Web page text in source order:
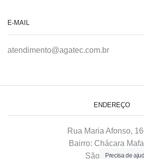
E-MAIL
atendimento@agatec.com.br
ENDEREÇO
Rua Maria Afonso,
Bairro: Chácara
São Paulo–SP
Precisa de